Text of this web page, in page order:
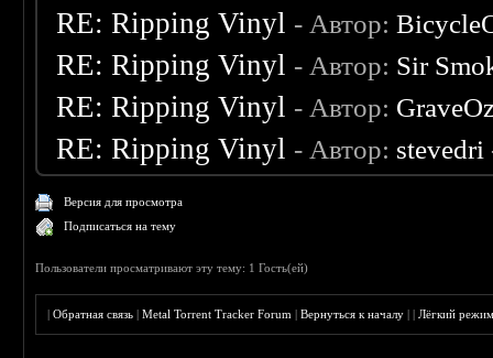
RE: Ripping Vinyl - Автор:
RE: Ripping Vinyl - Автор: Sir
RE: Ripping Vinyl - Автор:
RE: Ripping Vinyl - Автор: stevedri
Версия для просмотра
Подписаться на тему
Пользователи просматривают эту тему: 1 Гость(ей)
|Обратная связь |Metal Torrent Tracker Forum |Вернуться к началу ||Лёгкий